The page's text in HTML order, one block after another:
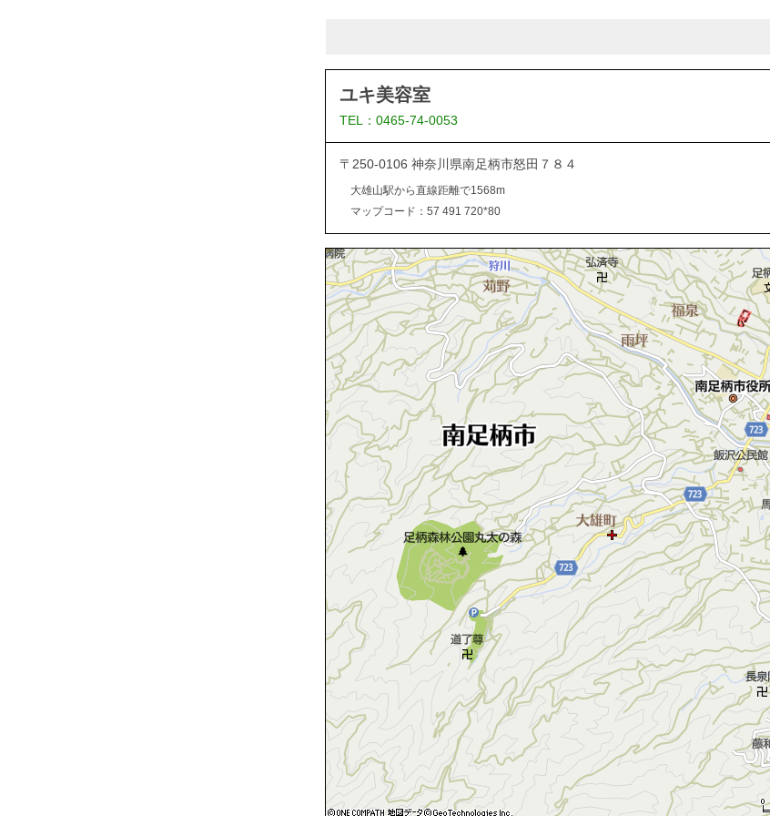
ユキ美容室
TEL：0465-74-0053
〒250-0106 神奈川県南足柄市怒田７８４
大雄山駅から直線距離で1568m
マップコード：57 491 720*80